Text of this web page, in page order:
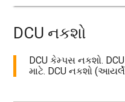
DCU નકશો
DCU કેમ્પસ નકશો.
માટે. DCU નકશો